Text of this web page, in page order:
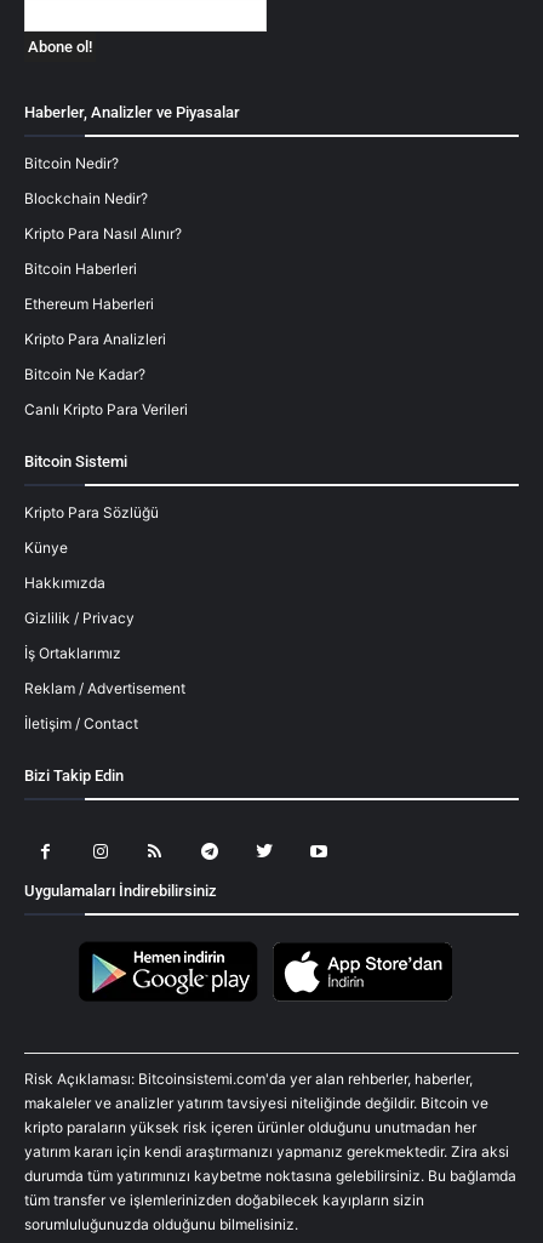
Haberler, Analizler ve Piyasalar
Bitcoin Nedir?
Blockchain Nedir?
Kripto Para Nasıl Alınır?
Bitcoin Haberleri
Ethereum Haberleri
Kripto Para Analizleri
Bitcoin Ne Kadar?
Canlı Kripto Para Verileri
Bitcoin Sistemi
Kripto Para Sözlüğü
Künye
Hakkımızda
Gizlilik / Privacy
İş Ortaklarımız
Reklam / Advertisement
İletişim / Contact
Bizi Takip Edin
Uygulamaları İndirebilirsiniz
Risk Açıklaması: Bitcoinsistemi.com'da yer alan rehberler, haberler,
makaleler ve analizler yatırım tavsiyesi niteliğinde değildir. Bitcoin ve
kripto paraların yüksek risk içeren ürünler olduğunu unutmadan her
yatırım kararı için kendi araştırmanızı yapmanız gerekmektedir. Zira aksi
durumda tüm yatırımınızı kaybetme noktasına gelebilirsiniz. Bu bağlamda
tüm transfer ve işlemlerinizden doğabilecek kayıpların sizin
sorumluluğunuzda olduğunu bilmelisiniz.